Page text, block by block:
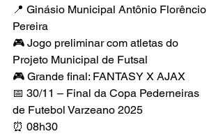
📍 Ginásio Municipal Antônio Florêncio
Pereira
🎮 Jogo preliminar com atletas do
Projeto Municipal de Futsal
🎮 Grande final: FANTASY X AJAX
📅 30/11 – Final da Copa Pederneiras
de Futebol Varzeano 2025
⏰ 08h30